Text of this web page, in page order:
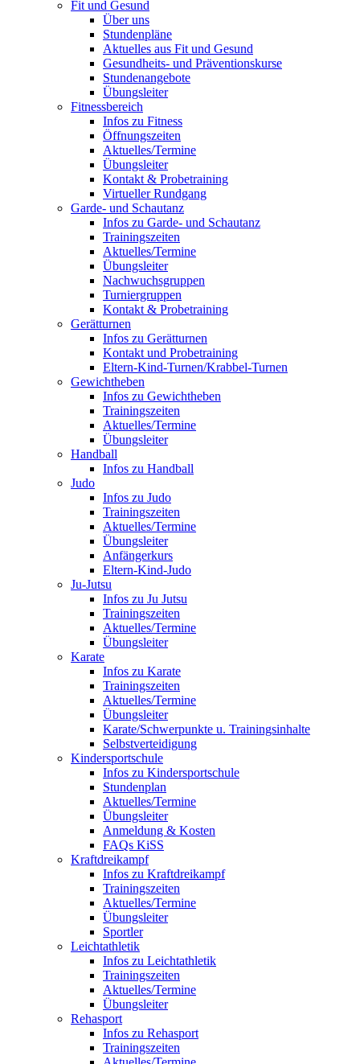
Fit und Gesund
Über uns
Stundenpläne
Aktuelles aus Fit und Gesund
Gesundheits- und Präventionskurse
Stundenangebote
Übungsleiter
Fitnessbereich
Infos zu Fitness
Öffnungszeiten
Aktuelles/Termine
Übungsleiter
Kontakt & Probetraining
Virtueller Rundgang
Garde- und Schautanz
Infos zu Garde- und Schautanz
Trainingszeiten
Aktuelles/Termine
Übungsleiter
Nachwuchsgruppen
Turniergruppen
Kontakt & Probetraining
Gerätturnen
Infos zu Gerätturnen
Kontakt und Probetraining
Eltern-Kind-Turnen/Krabbel-Turnen
Gewichtheben
Infos zu Gewichtheben
Trainingszeiten
Aktuelles/Termine
Übungsleiter
Handball
Infos zu Handball
Judo
Infos zu Judo
Trainingszeiten
Aktuelles/Termine
Übungsleiter
Anfängerkurs
Eltern-Kind-Judo
Ju-Jutsu
Infos zu Ju Jutsu
Trainingszeiten
Aktuelles/Termine
Übungsleiter
Karate
Infos zu Karate
Trainingszeiten
Aktuelles/Termine
Übungsleiter
Karate/Schwerpunkte u. Trainingsinhalte
Selbstverteidigung
Kindersportschule
Infos zu Kindersportschule
Stundenplan
Aktuelles/Termine
Übungsleiter
Anmeldung & Kosten
FAQs KiSS
Kraftdreikampf
Infos zu Kraftdreikampf
Trainingszeiten
Aktuelles/Termine
Übungsleiter
Sportler
Leichtathletik
Infos zu Leichtathletik
Trainingszeiten
Aktuelles/Termine
Übungsleiter
Rehasport
Infos zu Rehasport
Trainingszeiten